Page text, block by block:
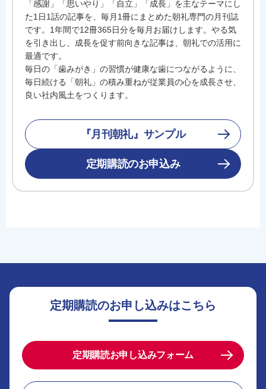
「感謝」「思いやり」「自立」「成長」を主なテーマにし
た1日1話の記事を、毎月1冊にまとめた朝礼専門の月刊誌
です。1年間で12冊365日分を毎月お届けします。やる気
を引き出し、成長を促す前向きな記事は、朝礼での活用に
最適です。
毎日の「歯みがき」の習慣が健康な歯につながるように、
毎日続ける「朝礼」の積み重ねが従業員の心を成長させ、
良い社内風土をつくります。
『月刊朝礼』サンプル
定期購読のお申込み
定期購読のお申し込みはこちら
定期購読お申し込みフォーム